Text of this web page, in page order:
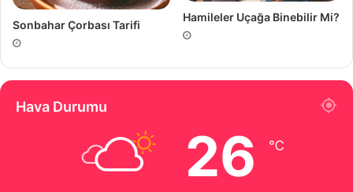
Sonbahar Çorbası Tarifi
Hamileler Uçağa Binebilir Mi?
Hava Durumu
26 ℃